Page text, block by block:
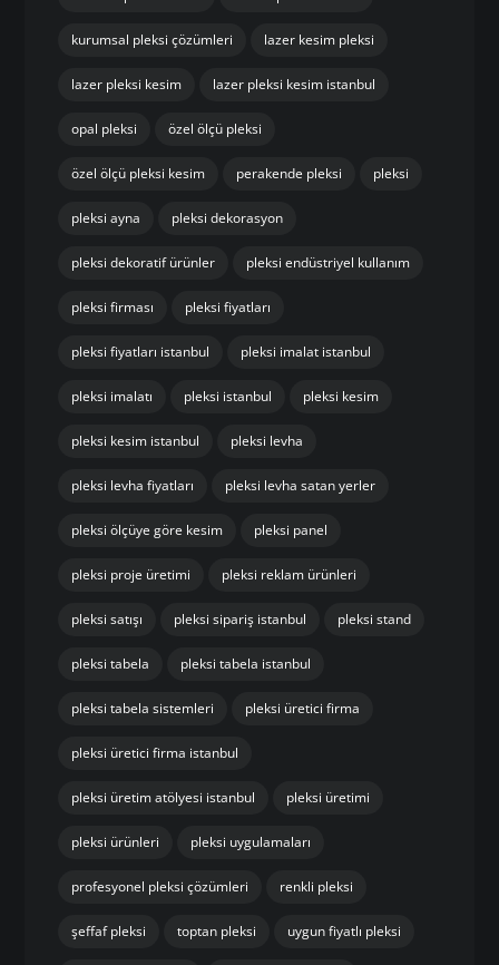
kurumsal pleksi çözümleri lazer kesim pleksi
lazer pleksi kesim lazer pleksi kesim istanbul
opal pleksi özel ölçü pleksi
özel ölçü pleksi kesim perakende pleksi pleksi
pleksi ayna pleksi dekorasyon
pleksi dekoratif ürünler pleksi endüstriyel kullanım
pleksi firması pleksi fiyatları
pleksi fiyatları istanbul pleksi imalat istanbul
pleksi imalatı pleksi istanbul pleksi kesim
pleksi kesim istanbul pleksi levha
pleksi levha fiyatları pleksi levha satan yerler
pleksi ölçüye göre kesim pleksi panel
pleksi proje üretimi pleksi reklam ürünleri
pleksi satışı pleksi sipariş istanbul pleksi stand
pleksi tabela pleksi tabela istanbul
pleksi tabela sistemleri pleksi üretici firma
pleksi üretici firma istanbul
pleksi üretim atölyesi istanbul pleksi üretimi
pleksi ürünleri pleksi uygulamaları
profesyonel pleksi çözümleri renkli pleksi
şeffaf pleksi toptan pleksi uygun fiyatlı pleksi